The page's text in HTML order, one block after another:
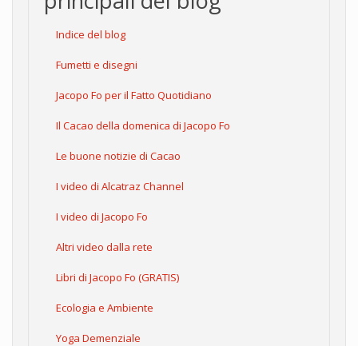
Indice del blog
Fumetti e disegni
Jacopo Fo per il Fatto Quotidiano
Il Cacao della domenica di Jacopo Fo
Le buone notizie di Cacao
I video di Alcatraz Channel
I video di Jacopo Fo
Altri video dalla rete
Libri di Jacopo Fo (GRATIS)
Ecologia e Ambiente
Yoga Demenziale